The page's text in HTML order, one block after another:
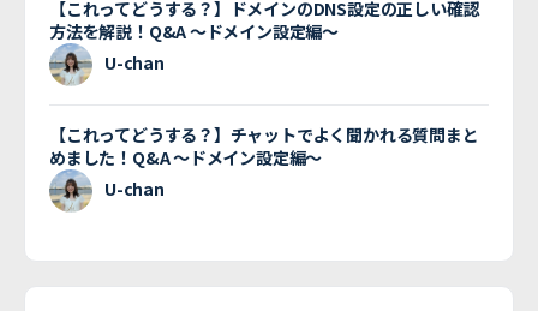
【これってどうする？】ドメインのDNS設定の正しい確認
方法を解説！Q&A 〜ドメイン設定編〜
U-chan
【これってどうする？】チャットでよく聞かれる質問まと
めました！Q&A 〜ドメイン設定編〜
U-chan